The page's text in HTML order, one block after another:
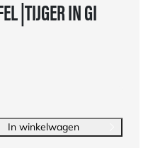
|TIJGER IN GI
In winkelwagen